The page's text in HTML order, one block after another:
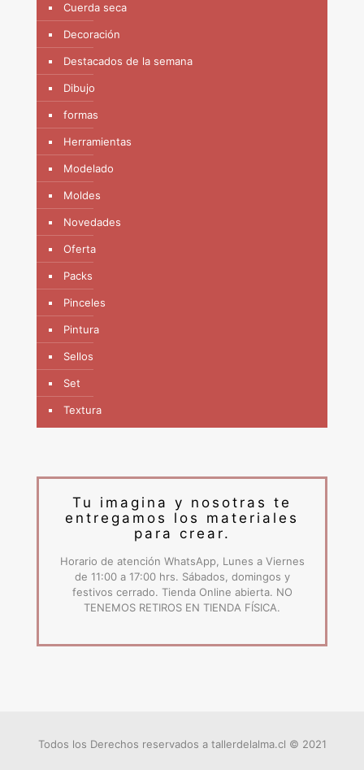
Cuerda seca
Decoración
Destacados de la semana
Dibujo
formas
Herramientas
Modelado
Moldes
Novedades
Oferta
Packs
Pinceles
Pintura
Sellos
Set
Textura
Tu imagina y nosotras te
entregamos los materiales
para crear.
Horario de atención WhatsApp, Lunes a Viernes
de 11:00 a 17:00 hrs. Sábados, domingos y
festivos cerrado. Tienda Online abierta. NO
TENEMOS RETIROS EN TIENDA FÍSICA.
Todos los Derechos reservados a tallerdelalma.cl © 2021